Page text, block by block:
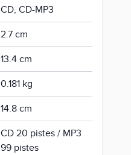
CD, CD-MP3
2.7 cm
13.4 cm
0.181 kg
14.8 cm
CD 20 pistes / MP3
99 pistes